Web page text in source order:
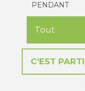
PENDANT